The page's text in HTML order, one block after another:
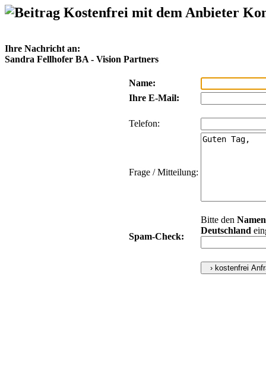
Kostenfrei mit dem Anbieter
Ihre Nachricht an:
Sandra Fellhofer BA - Vision Partners
Name:
Ihre E-Mail:
Telefon:
Frage / Mitteilung:
Spam-Check:
Bitte den Namen
Deutschland